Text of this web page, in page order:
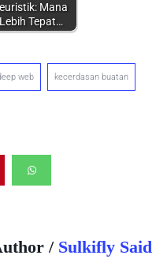
Mana
Tepat…
web kecerdasan buatan
/ Sulkifly Said